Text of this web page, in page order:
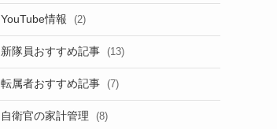
YouTube情報 (2)
新隊員おすすめ記事 (13)
転属者おすすめ記事 (7)
自衛官の家計管理 (8)